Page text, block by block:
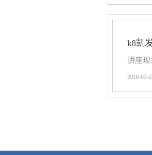
k8凯
讲座现
2016-03-